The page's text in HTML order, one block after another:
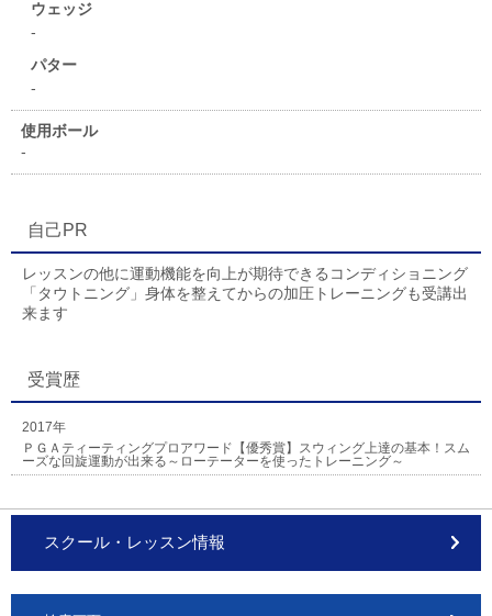
ウェッジ
-
パター
-
使用ボール
-
自己PR
レッスンの他に運動機能を向上が期待できるコンディショニング
「タウトニング」身体を整えてからの加圧トレーニングも受講出
来ます
受賞歴
2017年
ＰＧＡティーティングプロアワード【優秀賞】スウィング上達の基本！スム
ーズな回旋運動が出来る～ローテーターを使ったトレーニング～
スクール・レッスン情報